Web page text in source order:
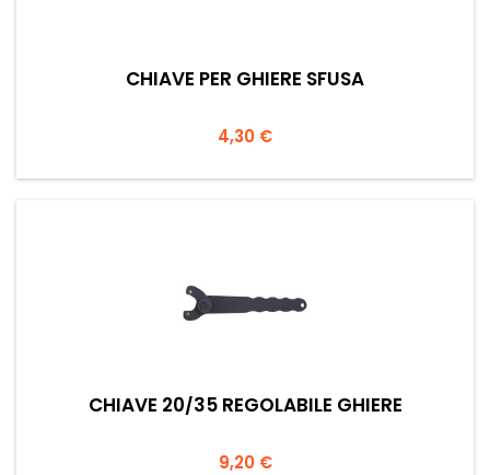
CHIAVE PER GHIERE SFUSA
Prezzo
4,30 €
CHIAVE 20/35 REGOLABILE GHIERE
Prezzo
9,20 €